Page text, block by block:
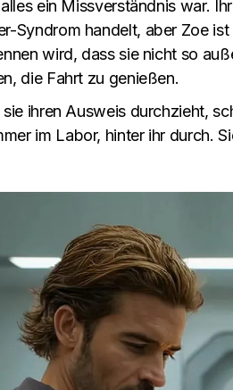
ein Missverständnis war.
Syndrom handelt, aber Zoe
wird, dass sie nicht so
die Fahrt zu genießen.
sie ihren Ausweis durchzieht,
im Labor, hinter ihr durch.